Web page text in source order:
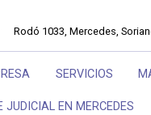
Rodó 1033, Mercedes,
SERVICIOS
JUDICIAL EN MERCEDES